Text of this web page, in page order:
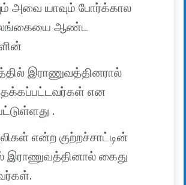
அவை யாவும் போர்க்கால
இலங்கையை ஆண்ட
இராணுவத்தினரால்
என
.
என்ற குற்றச்சாட்டின்
இராணுவத்தினால் கைது